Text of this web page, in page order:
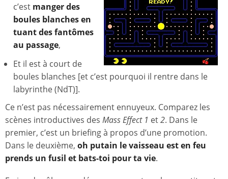
c’est manger des
boules blanches en
tuant des fantômes
au passage,
Et il est à court de
boules blanches [et c’est pourquoi il rentre dans le
labyrinthe (NdT)].
Ce n’est pas nécessairement ennuyeux. Comparez les
scènes introductives des Mass Effect 1 et2. Dans le
premier, c’est un briefing à propos d’une promotion.
Dans le deuxième, oh putain le vaisseau est en feu
prends un fusil et bats-toi pour ta vie.